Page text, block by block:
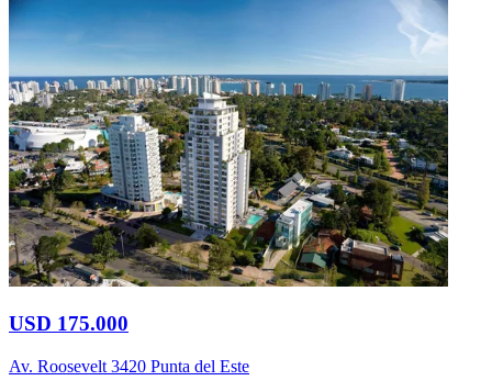
USD 175.000
Av. Roosevelt 3420 Punta del Este